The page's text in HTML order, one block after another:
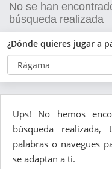
No se han
búsqueda realizada
¿Dónde quieres jugar a
Ups! No hemos
búsqueda
palabras o navegues
se adaptan a ti.